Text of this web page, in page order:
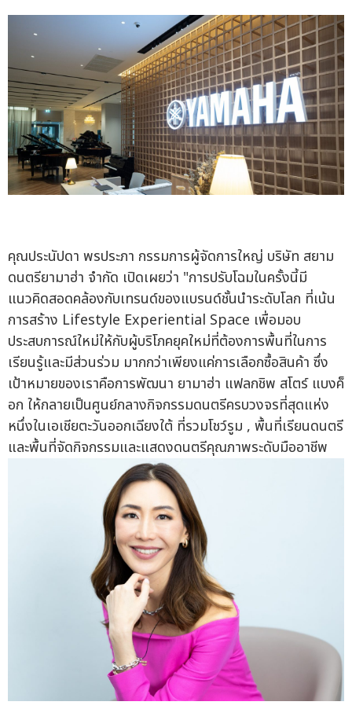
คุณประนัปดา พรประภา กรรมการผู้จัดการใหญ่ บริษัท สยาม
ดนตรียามาฮ่า จำกัด เปิดเผยว่า "การปรับโฉมในครั้งนี้มี
แนวคิดสอดคล้องกับเทรนด์ของแบรนด์ชั้นนำระดับโลก ที่เน้น
การสร้าง Lifestyle Experiential Space เพื่อมอบ
ประสบการณ์ใหม่ให้กับผู้บริโภคยุคใหม่ที่ต้องการพื้นที่ในการ
เรียนรู้และมีส่วนร่วม มากกว่าเพียงแค่การเลือกซื้อสินค้า ซึ่ง
เป้าหมายของเราคือการพัฒนา ยามาฮ่า แฟลกชิพ สโตร์ แบงค็
อก ให้กลายเป็นศูนย์กลางกิจกรรมดนตรีครบวงจรที่สุดแห่ง
หนึ่งในเอเชียตะวันออกเฉียงใต้ ที่รวมโชว์รูม , พื้นที่เรียนดนตรี
และพื้นที่จัดกิจกรรมและแสดงดนตรีคุณภาพระดับมืออาชีพ